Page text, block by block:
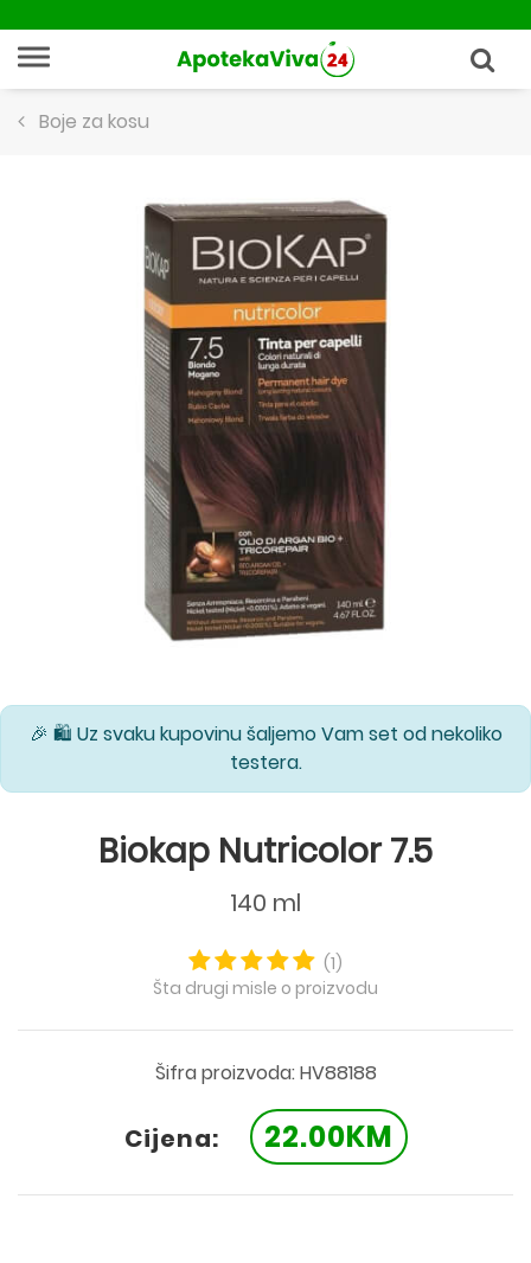
Boje za kosu
🎉 🛍️ Uz svaku kupovinu šaljemo Vam set od nekoliko
testera.
Biokap Nutricolor 7.5
140 ml
(1)
Šta drugi misle o proizvodu
Šifra proizvoda: HV88188
Cijena: 22.00KM